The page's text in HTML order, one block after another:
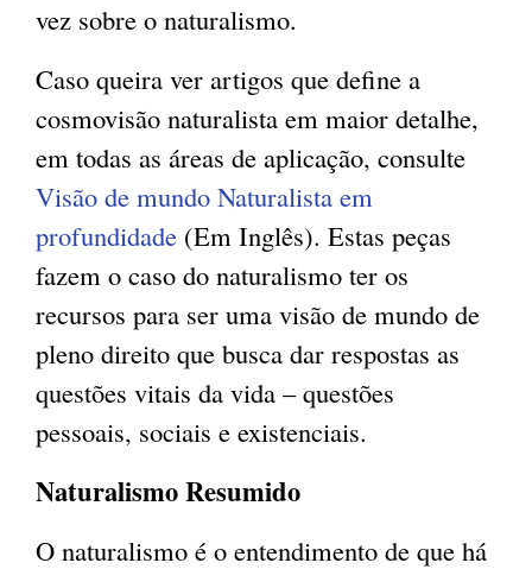
vez sobre o naturalismo.
Caso queira ver artigos que define a
cosmovisão naturalista em maior detalhe,
em todas as áreas de aplicação, consulte
Visão de mundo Naturalista em
profundidade (Em Inglês). Estas peças
fazem o caso do naturalismo ter os
recursos para ser uma visão de mundo de
pleno direito que busca dar respostas as
questões vitais da vida – questões
pessoais, sociais e existenciais.
Naturalismo Resumido
O naturalismo é o entendimento de que há